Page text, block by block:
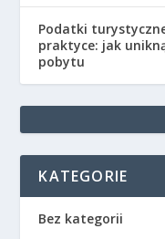
Podatki
praktyce: jak
pobytu
KATEGORIE
Bez kategorii